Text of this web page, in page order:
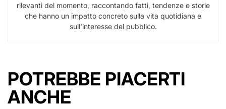
rilevanti del momento, raccontando fatti, tendenze e storie
che hanno un impatto concreto sulla vita quotidiana e
sull’interesse del pubblico.
POTREBBE PIACERTI
ANCHE